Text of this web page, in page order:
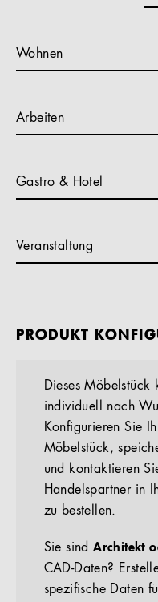
Wohnen
Arbeiten
Gastro & Hotel
Veranstaltung
PRODUKT
Dieses Möbelstück
individuell nach
Konfigurieren Sie
Möbelstück,
und kontaktieren
Handelspartner in
zu bestellen.
Sie sindArchitekt
CAD-Daten?
spezifische Daten